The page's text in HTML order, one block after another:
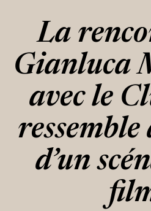
La
Gianluca
avec le
d’un